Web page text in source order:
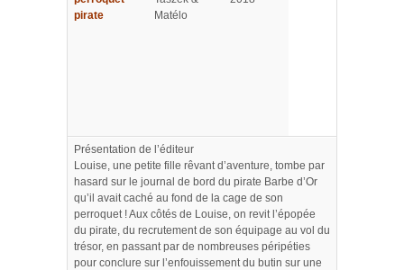
pirate
Matélo
Présentation de l’éditeur
Louise, une petite fille rêvant d’aventure, tombe par
hasard sur le journal de bord du pirate Barbe d’Or
qu’il avait caché au fond de la cage de son
perroquet ! Aux côtés de Louise, on revit l’épopée
du pirate, du recrutement de son équipage au vol du
trésor, en passant par de nombreuses péripéties
pour conclure sur l’enfouissement du butin sur une